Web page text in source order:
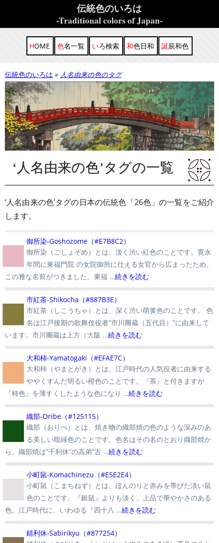
伝統色のいろは
-Traditional colors of Japan-
HOME 色名一覧 いろ検索 和色日和 誕辰和色
伝統色のいろは 人名由来の色のタグ
‘人名由来の色’タグの一覧
‘人名由来の色’タグの日本の伝統色「26色」の一覧をご紹介
します。
■御所染-Goshozome（#E7B8C2）
御所染（ごしょぞめ）とは、淡く渋い紅色のことです。寛永
年間に東福門院 の女院御所に仕える女官から広まったため、
この雅な名前がつきました。東福 …続きを読む
■市紅茶-Shikocha（#887B3E）
市紅茶（しこうちゃ）とは、深く渋い萌黄色のことです。 色
名は江戸後期の歌舞伎役者“市川團蔵（五代目）”に由来して
います。市川團蔵は上方（大阪 …続きを読む
■大和柿-Yamatogaki（#EFAE7C）
大和柿（やまとがき）とは、江戸時代の人気役者に由来する
ややくすんだ明るい橙色のことです。『茶』と付きますが
『柿色』を薄すくしたような色になり …続きを読む
■織部-Oribe（#125115）
織部（おりべ）とは、焼き物の織部焼の色のような深みのあ
る美しい暗緑色のことです。色名はその名のとおり織部焼か
ら。織部焼は“千利休”の高弟“古 …続きを読む
■小町鼠-Komachinezu（#E5E2E4）
小町鼠（こまちねず）とは、ほんのりと赤みを帯びた淡い鼠
色のことです。『銀鼠』よりも淡く、上品で華やかさのある
色。江戸時代に、いわゆる『四十八 …続きを読む
錆利休-Sabirikyu（#877254）